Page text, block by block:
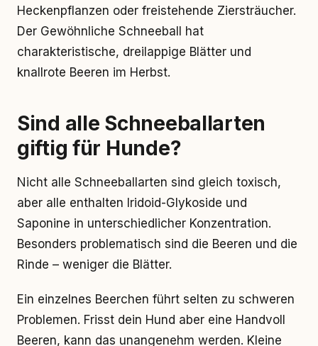
Heckenpflanzen oder freistehende Ziersträucher.
Der Gewöhnliche Schneeball hat
charakteristische, dreilappige Blätter und
knallrote Beeren im Herbst.
Sind alle Schneeballarten
giftig für Hunde?
Nicht alle Schneeballarten sind gleich toxisch,
aber alle enthalten Iridoid-Glykoside und
Saponine in unterschiedlicher Konzentration.
Besonders problematisch sind die Beeren und die
Rinde – weniger die Blätter.
Ein einzelnes Beerchen führt selten zu schweren
Problemen. Frisst dein Hund aber eine Handvoll
Beeren, kann das unangenehm werden. Kleine